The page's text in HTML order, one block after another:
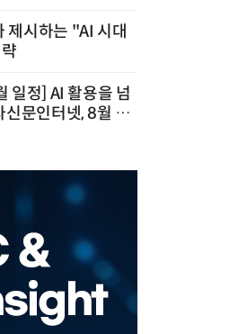
제시하는 "AI 시대
일정] AI 활용을 넘
문인터넷, 8월 실